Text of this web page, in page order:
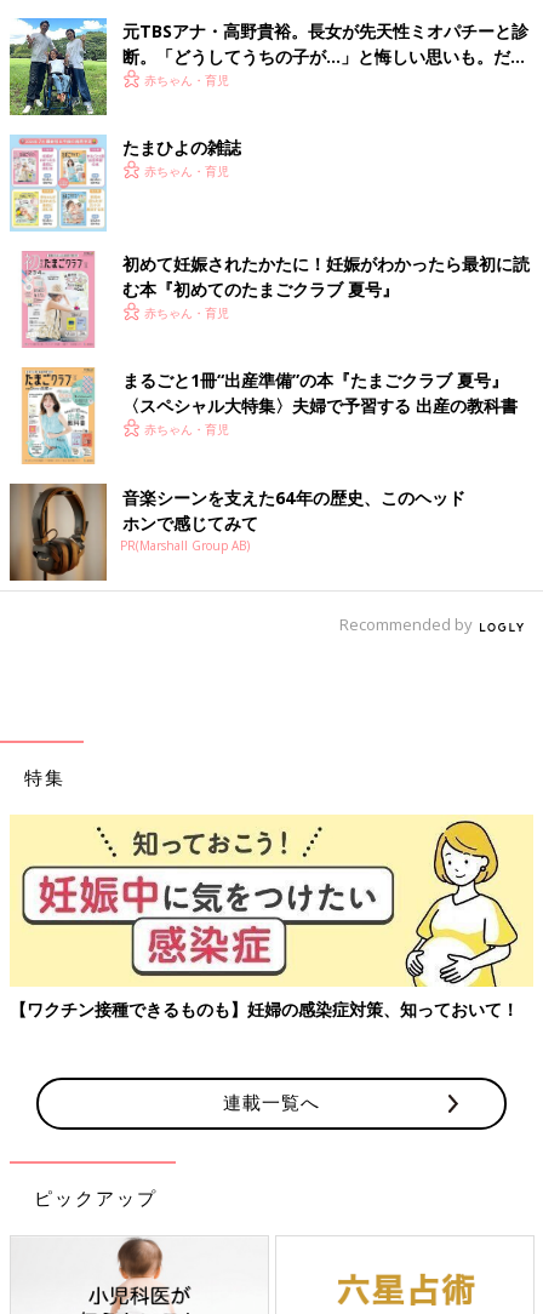
元TBSアナ・高野貴裕。長女が先天性ミオパチーと診
断。「どうしてうちの子が…」と悔しい思いも。だか
らこそ、娘との時間を全力で楽しみたい
赤ちゃん・育児
たまひよの雑誌
赤ちゃん・育児
初めて妊娠されたかたに！妊娠がわかったら最初に読
む本『初めてのたまごクラブ 夏号』
赤ちゃん・育児
まるごと1冊“出産準備”の本『たまごクラブ 夏号』
〈スペシャル大特集〉夫婦で予習する 出産の教科書
赤ちゃん・育児
音楽シーンを支えた64年の歴史、このヘッド
ホンで感じてみて
PR(Marshall Group AB)
Recommended by
特集
【ワクチン接種できるものも】妊婦の感染症対策、知っておいて！
連載一覧へ
ピックアップ